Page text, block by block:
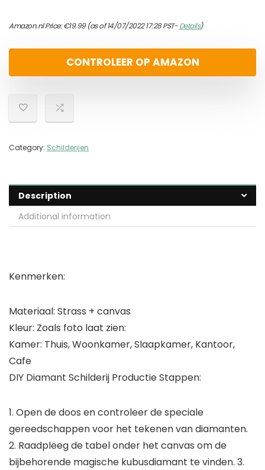
Amazon.nl Price:€19.99(as of 14/07/2022 17:28 PST-Details)
CONTROLEER OP AMAZON
Category: Schilderijen
Description
Additional information
Kenmerken:
Materiaal: Strass + canvas
Kleur: Zoals foto laat zien:
Kamer: Thuis, Woonkamer, Slaapkamer, Kantoor,
Cafe
DIY Diamant Schilderij Productie Stappen:
1. Open de doos en controleer de speciale
gereedschappen voor het tekenen van diamanten.
2. Raadpleeg de tabel onder het canvas om de
bijbehorende magische kubusdiamant te vinden. 3.